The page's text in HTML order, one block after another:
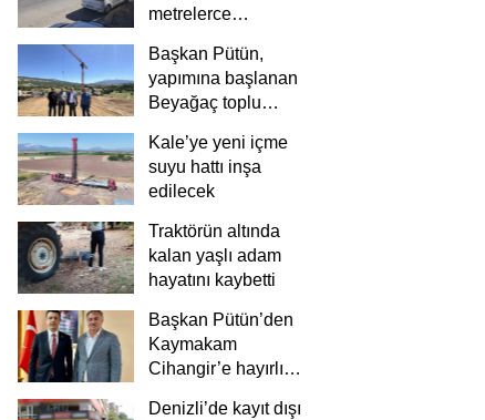
metrelerce
güvenlik
kamerasında
Başkan Pütün,
yapımına başlanan
Beyağaç toplu
Kale’ye yeni içme
suyu hattı inşa
edilecek
Traktörün altında
kalan yaşlı adam
hayatını kaybetti
Başkan Pütün’den
Kaymakam
Cihangir’e hayırlı
Denizli’de kayıt dışı